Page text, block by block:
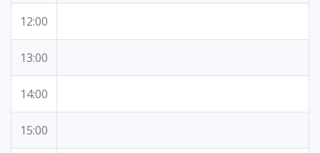
12:00
13:00
14:00
15:00